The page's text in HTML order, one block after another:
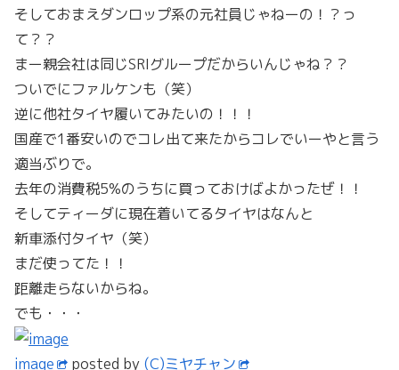
そしておまえダンロップ系の元社員じゃねーの！？っ
て？？
まー親会社は同じSRIグループだからいんじゃね？？
ついでにファルケンも（笑）
逆に他社タイヤ履いてみたいの！！！
国産で1番安いのでコレ出て来たからコレでいーやと言う
適当ぶりで。
去年の消費税5%のうちに買っておけばよかったぜ！！
そしてティーダに現在着いてるタイヤはなんと
新車添付タイヤ（笑）
まだ使ってた！！
距離走らないからね。
でも・・・
image posted by (C)ミヤチャン